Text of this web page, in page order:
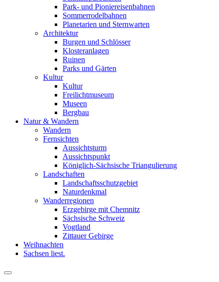
Park- und Pioniereisenbahnen
Sommerrodelbahnen
Planetarien und Sternwarten
Architektur
Burgen und Schlösser
Klosteranlagen
Ruinen
Parks und Gärten
Kultur
Kultur
Freilichtmuseum
Museen
Bergbau
Natur & Wandern
Wandern
Fernsichten
Aussichtsturm
Aussichtspunkt
Königlich-Sächsische Triangulierung
Landschaften
Landschaftsschutzgebiet
Naturdenkmal
Wanderregionen
Erzgebirge mit Chemnitz
Sächsische Schweiz
Vogtland
Zittauer Gebirge
Weihnachten
Sachsen liest.